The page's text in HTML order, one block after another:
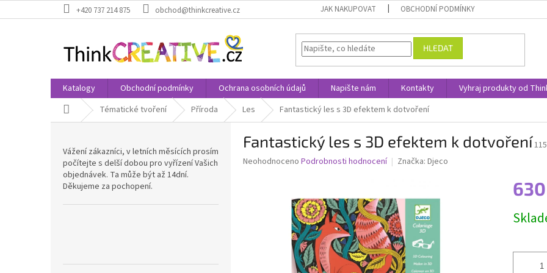
na
+420 737 214 875 obchod@thinkcreative.cz JAK NAKUPOVAT OBCHODNÍ PODMÍNKY
HLEDAT
Katalogy Obchodní podmínky Ochrana osobních údajů Napište nám Kontakty
Vyhraj produkty od
Domů Tématické tvoření Příroda Les Fantastický les s 3D efektem k dotvoření
Vážení zákazníci, v letních měsících prosím
počítejte s delší dobou pro vyřízení Vašich
objednávek. Ta může být až 14dní.
Děkujeme za pochopení.
Fantastický les s 3D efektem k dotvoření
Průměrné
Neohodnoceno Podrobnosti hodnocení Značka: Djeco
cena: